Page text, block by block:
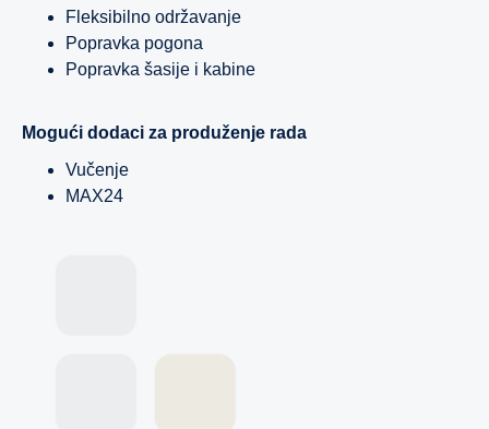
Fleksibilno održavanje
Popravka pogona
Popravka šasije i kabine
Mogući dodaci za produženje rada
Vučenje
MAX24